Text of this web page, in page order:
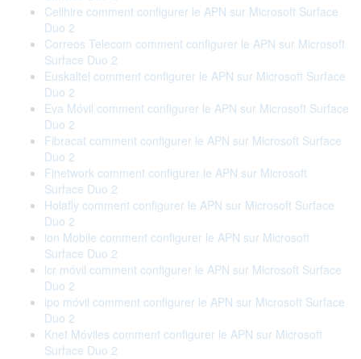
Cellhire comment configurer le APN sur Microsoft Surface
Duo 2
Correos Telecom comment configurer le APN sur Microsoft
Surface Duo 2
Euskaltel comment configurer le APN sur Microsoft Surface
Duo 2
Eva Móvil comment configurer le APN sur Microsoft Surface
Duo 2
Fibracat comment configurer le APN sur Microsoft Surface
Duo 2
Finetwork comment configurer le APN sur Microsoft
Surface Duo 2
Holafly comment configurer le APN sur Microsoft Surface
Duo 2
ion Mobile comment configurer le APN sur Microsoft
Surface Duo 2
lcr móvil comment configurer le APN sur Microsoft Surface
Duo 2
ipo móvil comment configurer le APN sur Microsoft Surface
Duo 2
Knet Móviles comment configurer le APN sur Microsoft
Surface Duo 2